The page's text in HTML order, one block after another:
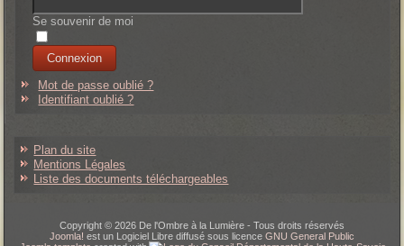
Se souvenir de moi
Mot de passe oublié ?
Identifiant oublié ?
Plan du site
Mentions Légales
Liste des documents téléchargeables
Copyright © 2026 De l'Ombre à la Lumière - Tous droits réservés
Joomla! est un Logiciel Libre diffusé sous licence GNU General Public